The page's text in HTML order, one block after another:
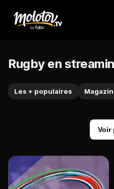
Les + populaires
Rugby en
Voir